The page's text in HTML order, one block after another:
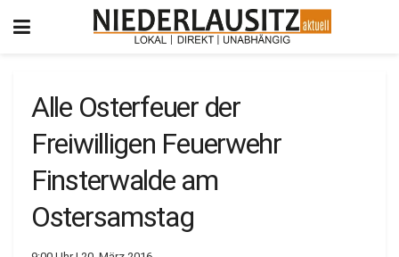
Alle Osterfeuer der
Freiwilligen Feuerwehr
Finsterwalde am
Ostersamstag